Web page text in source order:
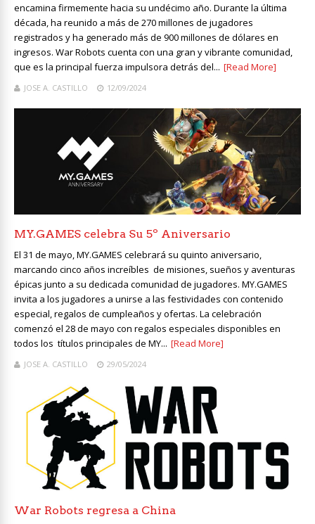
encamina firmemente hacia su undécimo año. Durante la última
década, ha reunido a más de 270 millones de jugadores
registrados y ha generado más de 900 millones de dólares en
ingresos. War Robots cuenta con una gran y vibrante comunidad,
que es la principal fuerza impulsora detrás del... [Read More]
JOSE A. CASTILLO 12/09/2024
MY.GAMES celebra Su 5º Aniversario
El 31 de mayo, MY.GAMES celebrará su quinto aniversario,
marcando cinco años increíbles de misiones, sueños y aventuras
épicas junto a su dedicada comunidad de jugadores. MY.GAMES
invita a los jugadores a unirse a las festividades con contenido
especial, regalos de cumpleaños y ofertas. La celebración
comenzó el 28 de mayo con regalos especiales disponibles en
todos los títulos principales de MY... [Read More]
JOSE A. CASTILLO 29/05/2024
War Robots regresa a China